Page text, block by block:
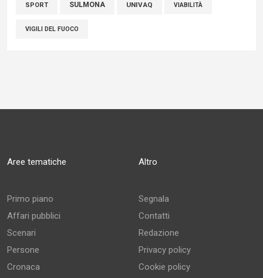
SPORT SULMONA UNIVAQ VIABILITÀ
VIGILI DEL FUOCO
Aree tematiche
Primo piano
Affari pubblici
Scenari
Persone
Cronaca
Altro
Segnala
Contatti
Redazione
Privacy policy
Cookie policy